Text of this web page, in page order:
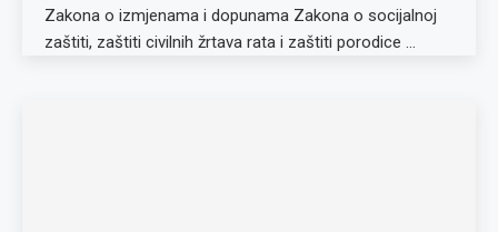
Zakona o izmjenama i dopunama Zakona o socijalnoj
zaštiti, zaštiti civilnih žrtava rata i zaštiti porodice …